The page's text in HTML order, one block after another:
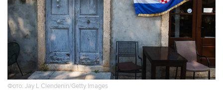
Фото: Jay L Clendenin/Getty Images